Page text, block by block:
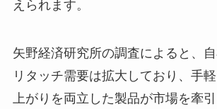
えられます。
矢野経済研究所の調査によると、
リタッチ需要は拡大しており、手
上がりを両立した製品が市場を牽